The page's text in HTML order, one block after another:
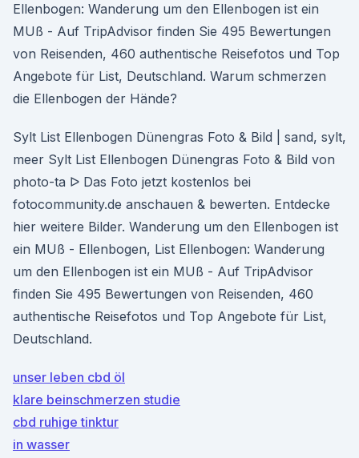
Ellenbogen: Wanderung um den Ellenbogen ist ein
MUß - Auf TripAdvisor finden Sie 495 Bewertungen
von Reisenden, 460 authentische Reisefotos und Top
Angebote für List, Deutschland. Warum schmerzen
die Ellenbogen der Hände?
Sylt List Ellenbogen Dünengras Foto & Bild | sand, sylt,
meer Sylt List Ellenbogen Dünengras Foto & Bild von
photo-ta ᐅ Das Foto jetzt kostenlos bei
fotocommunity.de anschauen & bewerten. Entdecke
hier weitere Bilder. Wanderung um den Ellenbogen ist
ein MUß - Ellenbogen, List Ellenbogen: Wanderung
um den Ellenbogen ist ein MUß - Auf TripAdvisor
finden Sie 495 Bewertungen von Reisenden, 460
authentische Reisefotos und Top Angebote für List,
Deutschland.
unser leben cbd öl
klare beinschmerzen studie
cbd ruhige tinktur
in wasser